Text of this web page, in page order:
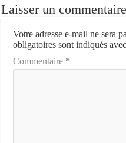
Laisser un commentaire
Votre adresse e-mail ne sera
obligatoires sont indiqués avec
Commentaire *